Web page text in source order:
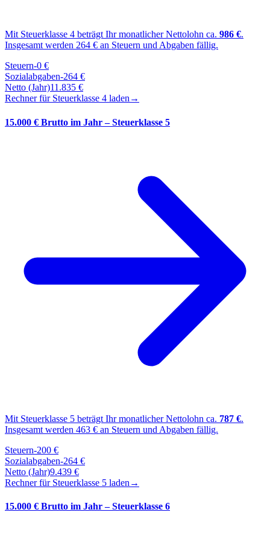
Mit Steuerklasse 4 beträgt Ihr monatlicher Nettolohn ca. 986 €.
Insgesamt werden 264 € an Steuern und Abgaben fällig.
Steuern-0 €
Sozialabgaben-264 €
Netto (Jahr)11.835 €
Rechner für Steuerklasse 4 laden →
15.000 € Brutto im Jahr – Steuerklasse 5
Mit Steuerklasse 5 beträgt Ihr monatlicher Nettolohn ca. 787 €.
Insgesamt werden 463 € an Steuern und Abgaben fällig.
Steuern-200 €
Sozialabgaben-264 €
Netto (Jahr)9.439 €
Rechner für Steuerklasse 5 laden →
15.000 € Brutto im Jahr – Steuerklasse 6